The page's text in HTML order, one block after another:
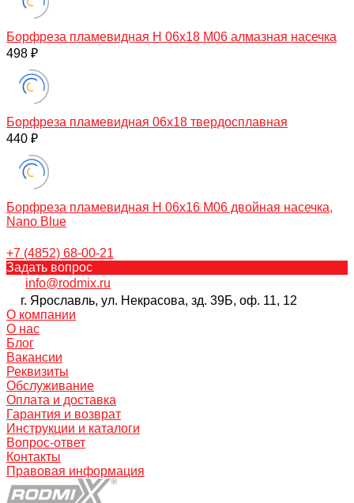
Борфреза пламевидная H 06х18 M06 алмазная насечка
498 ₽
Борфреза пламевидная 06х18 твердосплавная
440 ₽
Борфреза пламевидная H 06х16 M06 двойная насечка,
Nano Blue
+7 (4852) 68-00-21
Задать вопрос
info@rodmix.ru
г. Ярославль, ул. Некрасова, зд. 39Б, оф. 11, 12
О компании
О нас
Блог
Вакансии
Реквизиты
Обслуживание
Оплата и доставка
Гарантия и возврат
Инструкции и каталоги
Вопрос-ответ
Контакты
Правовая информация